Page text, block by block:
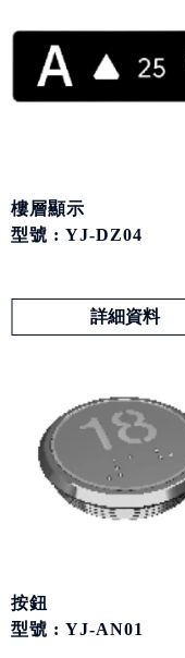
樓層顯示
型號 : YJ-DZ04
詳細資料
按鈕
型號 : YJ-AN01